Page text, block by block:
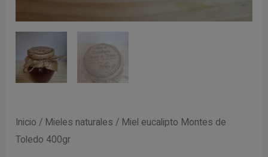
Inicio / Mieles naturales / Miel eucalipto Montes de
Toledo 400gr